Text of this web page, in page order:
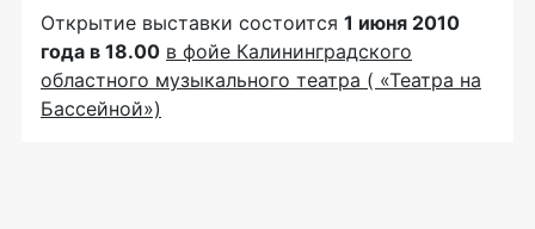
Открытие выставки состоится 1 июня 2010
года в 18.00 в фойе Калининградского
областного музыкального театра ( «Театра на
Бассейной»)